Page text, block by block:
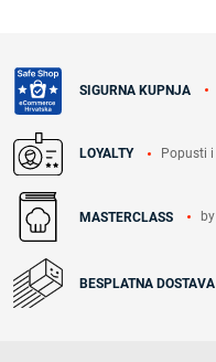
SIGURNA KUPNJA
LOYALTY Popusti
MASTERCLASS
BESPLATNA DOSTAVA